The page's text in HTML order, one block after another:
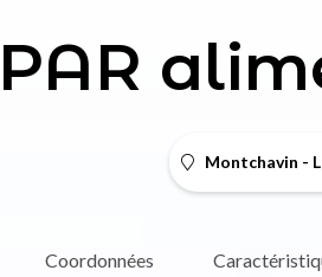
Montchavin -
Coordonnées